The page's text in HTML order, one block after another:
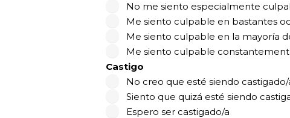
No me siento especialmente
Me siento culpable en bastantes
Me siento culpable en la mayoría
Me siento culpable
Castigo
No creo que esté siendo castigado/
Siento que quizá esté siendo
Espero ser castigado/a